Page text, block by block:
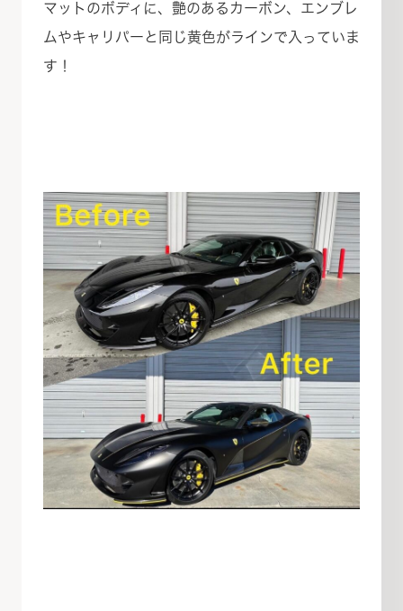
マットのボディに、艶のあるカーボン、エンブレ
ムやキャリパーと同じ黄色がラインで入っていま
す！